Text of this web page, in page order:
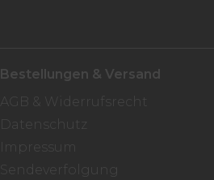
Bestellungen & Versand
AGB & Widerrufsrecht
Datenschutz
Impressum
Sendeverfolgung